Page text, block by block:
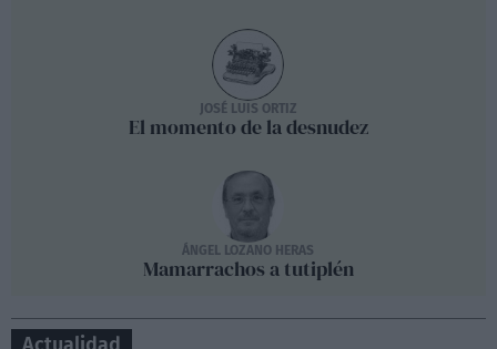
JOSÉ LUIS ORTIZ
El momento de la desnudez
ÁNGEL LOZANO HERAS
Mamarrachos a tutiplén